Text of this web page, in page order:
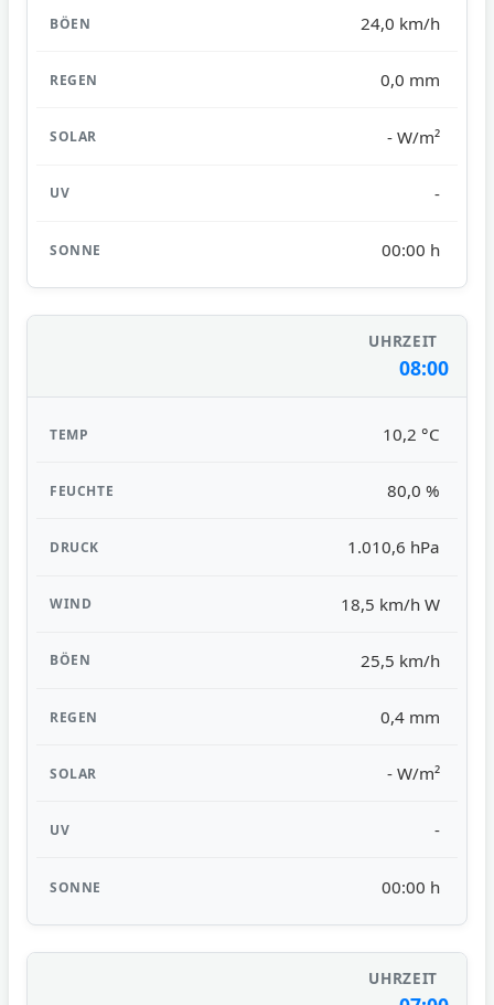
24,0 km/h
0,0 mm
- W/m²
-
00:00 h
08:00
10,2 °C
80,0 %
1.010,6 hPa
18,5 km/h W
25,5 km/h
0,4 mm
- W/m²
-
00:00 h